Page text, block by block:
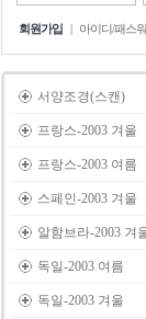
회원가입 | 아이디/패스
서양조경(스캔)
프랑스-2003 겨울
프랑스-2003 여름
스페인-2003 겨울
알함브라-2003 겨
독일-2003 여름
독일-2003 겨울